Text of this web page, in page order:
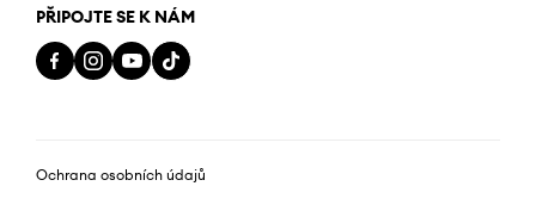
PŘIPOJTE SE K NÁM
Ochrana osobních údajů